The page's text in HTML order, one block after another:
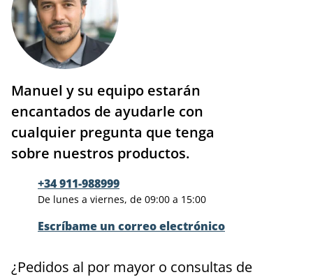
Manuel y su equipo estarán
encantados de ayudarle con
cualquier pregunta que tenga
sobre nuestros productos.
+34 911-988999
De lunes a viernes, de 09:00 a 15:00
Escríbame un correo electrónico
¿Pedidos al por mayor o consultas de